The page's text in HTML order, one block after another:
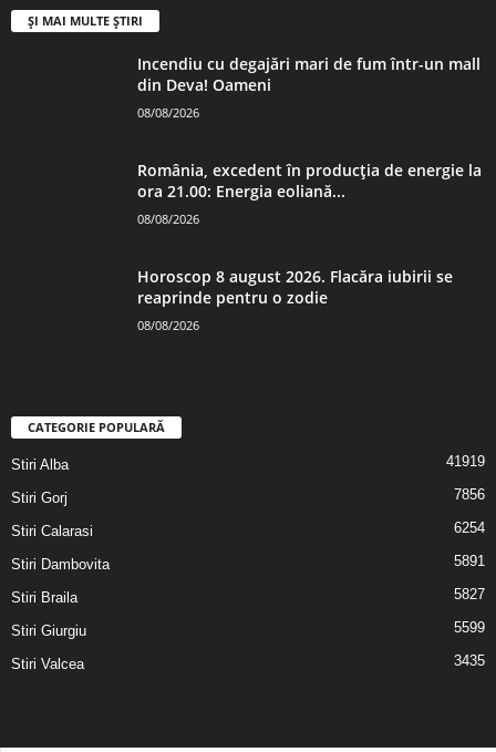
ȘI MAI MULTE ȘTIRI
Incendiu cu degajări mari de fum într-un mall
din Deva! Oameni
08/08/2026
România, excedent în producția de energie la
ora 21.00: Energia eoliană...
08/08/2026
Horoscop 8 august 2026. Flacăra iubirii se
reaprinde pentru o zodie
08/08/2026
CATEGORIE POPULARĂ
Stiri Alba 41919
Stiri Gorj 7856
Stiri Calarasi 6254
Stiri Dambovita 5891
Stiri Braila 5827
Stiri Giurgiu 5599
Stiri Valcea 3435